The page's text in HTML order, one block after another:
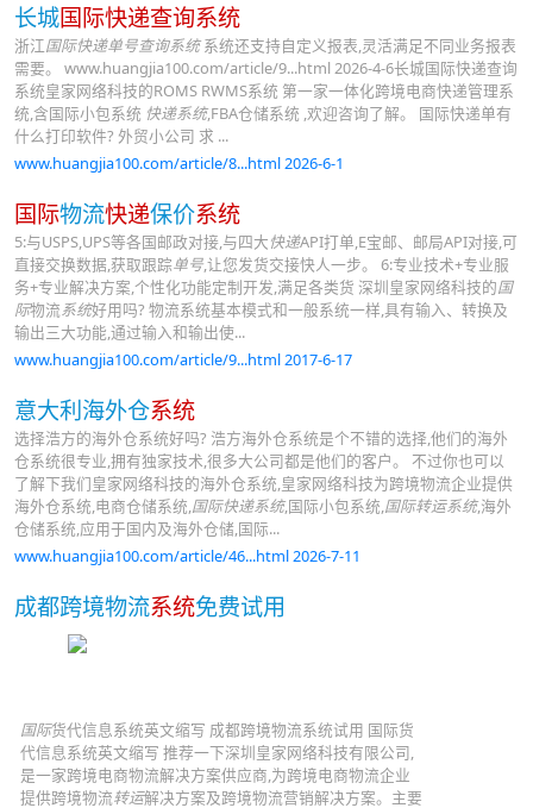
长城国际快递查询系统
浙江国际快递单号查询系统系统还支持自定义报表,灵活满足不同业务报表
需要。 www.huangjia100.com/article/9...html 2026-4-6长城国际快递查询
系统皇家网络科技的ROMS RWMS系统 第一家一体化跨境电商快递管理系
统,含国际小包系统 快递系统,FBA仓储系统 ,欢迎咨询了解。 国际快递单有
什么打印软件? 外贸小公司 求 ...
www.huangjia100.com/article/8...html 2026-6-1
国际物流快递保价系统
5:与USPS,UPS等各国邮政对接,与四大快递API打单,E宝邮、邮局API对接,可
直接交换数据,获取跟踪单号,让您发货交接快人一步。 6:专业技术+专业服
务+专业解决方案,个性化功能定制开发,满足各类货 深圳皇家网络科技的国
际物流系统好用吗? 物流系统基本模式和一般系统一样,具有输入、转换及
输出三大功能,通过输入和输出使...
www.huangjia100.com/article/9...html 2017-6-17
意大利海外仓系统
选择浩方的海外仓系统好吗? 浩方海外仓系统是个不错的选择,他们的海外
仓系统很专业,拥有独家技术,很多大公司都是他们的客户。 不过你也可以
了解下我们皇家网络科技的海外仓系统,皇家网络科技为跨境物流企业提供
海外仓系统,电商仓储系统,国际快递系统,国际小包系统,国际转运系统,海外
仓储系统,应用于国内及海外仓储,国际...
www.huangjia100.com/article/46...html 2026-7-11
成都跨境物流系统免费试用
国际货代信息系统英文缩写 成都跨境物流系统试用 国际货
代信息系统英文缩写 推荐一下深圳皇家网络科技有限公司,
是一家跨境电商物流解决方案供应商,为跨境电商物流企业
提供跨境物流转运解决方案及跨境物流营销解决方案。主要